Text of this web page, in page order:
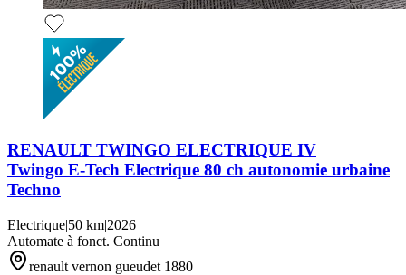
RENAULT TWINGO ELECTRIQUE IV
Twingo E-Tech Electrique 80 ch autonomie urbaine
Techno
Electrique|50 km|2026
Automate à fonct. Continu
renault vernon gueudet 1880